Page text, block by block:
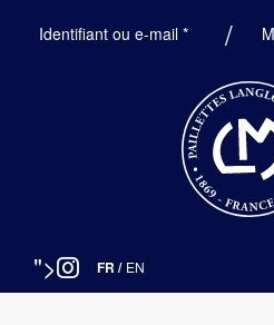
Identifiant ou e-mail *Obligatoire
"> FR / EN